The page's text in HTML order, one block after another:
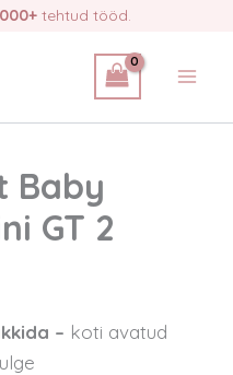
tehtud tööd.
Baby
GT 2
– koti avatud